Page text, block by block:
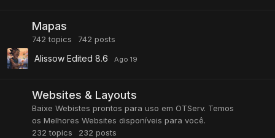
Mapas
742 topics 742 posts
Alissow Edited 8.6
Websites & Layouts
Baixe Webistes prontos para uso em OTServ. Temos
os Melhores Websites disponíveis para você.
232 topics 232 posts